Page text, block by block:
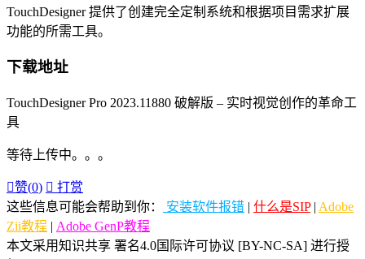
TouchDesigner 提供了创建完全定制系统和根据项目需求扩展
功能的所需工具。
下载地址
TouchDesigner Pro 2023.11880 破解版 – 实时视觉创作的革命工
具
等待上传中。。。
赞(0)  打赏
这些信息可能会帮助到你：
安装软件报错 | 什么是SIP| Adobe
Zii教程 | Adobe GenP教程
本文采用知识共享 署名4.0国际许可协议 [BY-NC-SA] 进行授